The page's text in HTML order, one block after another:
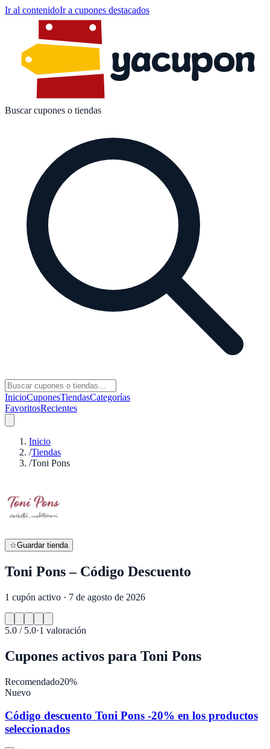
Ir al contenidoIr a cupones destacados
yacupon
Buscar cupones o tiendas
InicioCuponesTiendasCategorías
FavoritosRecientes
Inicio
/Tiendas
/Toni Pons
☆Guardar tienda
Toni Pons – Código Descuento
1 cupón activo · 7 de agosto de 2026
5.0 / 5.0·1 valoración
Cupones activos para Toni Pons
Recomendado20%
Nuevo
Código descuento Toni Pons -20% en los productos
seleccionados